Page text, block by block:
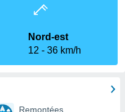
Nord-est
12
36 km/h
Remontées